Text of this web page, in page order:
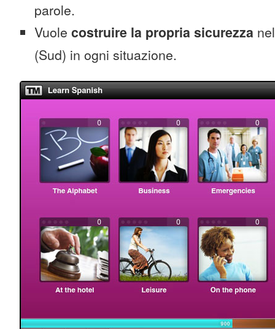
parole.
Vuole costruire la propria sicurezza
(Sud) in ogni situazione.